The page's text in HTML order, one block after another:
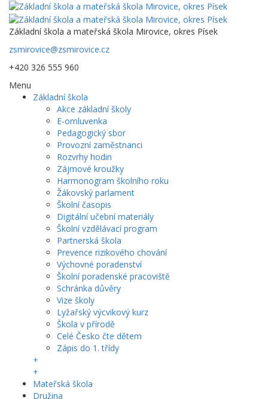
Základní škola a mateřská škola Mirovice, okres Písek
zsmirovice@zsmirovice.cz
+420 326 555 960
Menu
Základní škola
Akce základní školy
E-omluvenka
Pedagogický sbor
Provozní zaměstnanci
Rozvrhy hodin
Zájmové kroužky
Harmonogram školního roku
Žákovský parlament
Školní časopis
Digitální učební materiály
Školní vzdělávací program
Partnerská škola
Prevence rizikového chování
Výchovné poradenství
Školní poradenské pracoviště
Schránka důvěry
Vize školy
Lyžařský výcvikový kurz
Škola v přírodě
Celé Česko čte dětem
Zápis do 1. třídy
+
+
Mateřská škola
Družina